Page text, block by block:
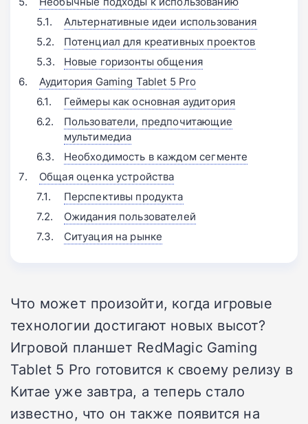
Альтернативные идеи использования
Потенциал для креативных проектов
Новые горизонты общения
Аудитория Gaming Tablet 5 Pro
Геймеры как основная аудитория
Пользователи, предпочитающие
мультимедиа
Необходимость в каждом сегменте
Общая оценка устройства
Перспективы продукта
Ожидания пользователей
Ситуация на рынке
Что может произойти, когда игровые
технологии достигают новых высот?
Игровой планшет RedMagic Gaming
Tablet 5 Pro готовится к своему релизу в
Китае уже завтра, а теперь стало
известно, что он также появится на